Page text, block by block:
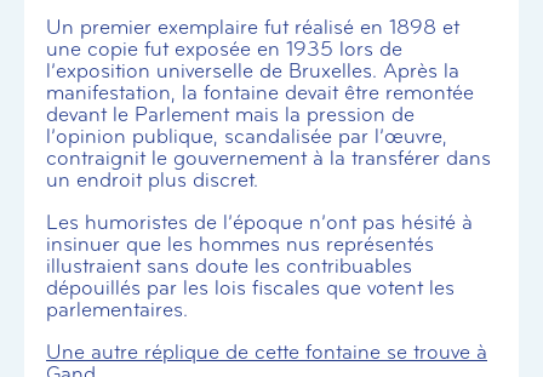
Un premier exemplaire fut réalisé en 1898 et
une copie fut exposée en 1935 lors de
l’exposition universelle de Bruxelles. Après la
manifestation, la fontaine devait être remontée
devant le Parlement mais la pression de
l’opinion publique, scandalisée par l’œuvre,
contraignit le gouvernement à la transférer dans
un endroit plus discret.
Les humoristes de l’époque n’ont pas hésité à
insinuer que les hommes nus représentés
illustraient sans doute les contribuables
dépouillés par les lois fiscales que votent les
parlementaires.
Une autre réplique de cette fontaine se trouve à